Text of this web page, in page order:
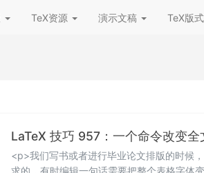
TeX资源 演示文稿 TeX版式
LaTeX 技巧 957：一个命令改变全
<p>我们写书或者进行毕业论文排版的时候
求的，有时编辑一句话需要把整个表格字体